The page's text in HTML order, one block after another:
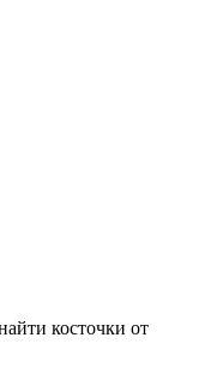
косточки от